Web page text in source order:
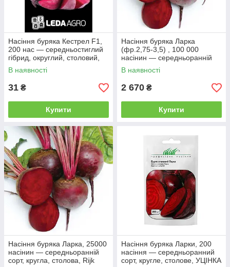
Насіння буряка Кестрел F1,
200 нас — середньостиглий
гібрид, округлий, столовий,
LEDAAGRO
В наявності
31 ₴
Купити
Насіння буряка Ларка
(фр.2,75-3,5) , 100 000
насінин — середньоранній
сорт, кругла, столова, Rijk
Zwaan
В наявності
2 670 ₴
Купити
Насіння буряка Ларка, 25000
насінин — середньоранній
сорт, кругла, столова, Rijk
Насіння буряка Ларки, 200
насіння — середньоранний
сорт, кругле, столове, УЦІНКА